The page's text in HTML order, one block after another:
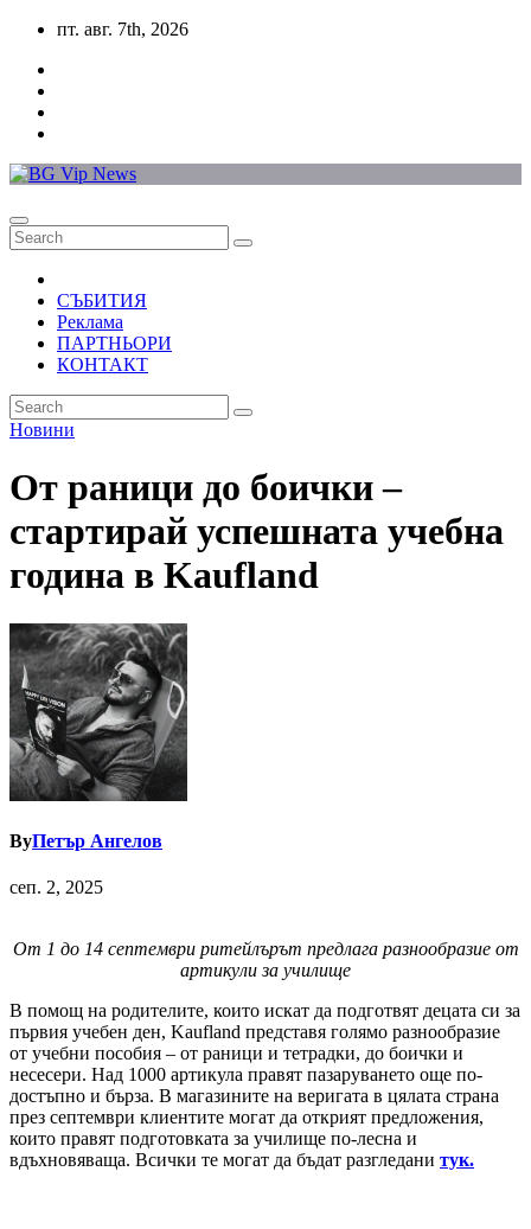
Skip
content
пт. авг. 7th, 2026
СЪБИТИЯ
Реклама
ПАРТНЬОРИ
КОНТАКТ
Новини
От раници до боички –
стартирай успешната учебна
година в Kaufland
ByПетър Ангелов
сеп. 2, 2025
От 1 до 14 септември ритейлърът предлага разнообразие от
артикули за училище
В помощ на родителите, които искат да подготвят децата си за
първия учебен ден, Kaufland представя голямо разнообразие
от учебни пособия – от раници и тетрадки, до боички и
несесери. Над 1000 артикула правят пазаруването още по-
достъпно и бърза. В магазините на веригата в цялата страна
през септември клиентите могат да открият предложения,
които правят подготовката за училище по-лесна и
вдъхновяваща. Всички те могат да бъдат разгледани тук.